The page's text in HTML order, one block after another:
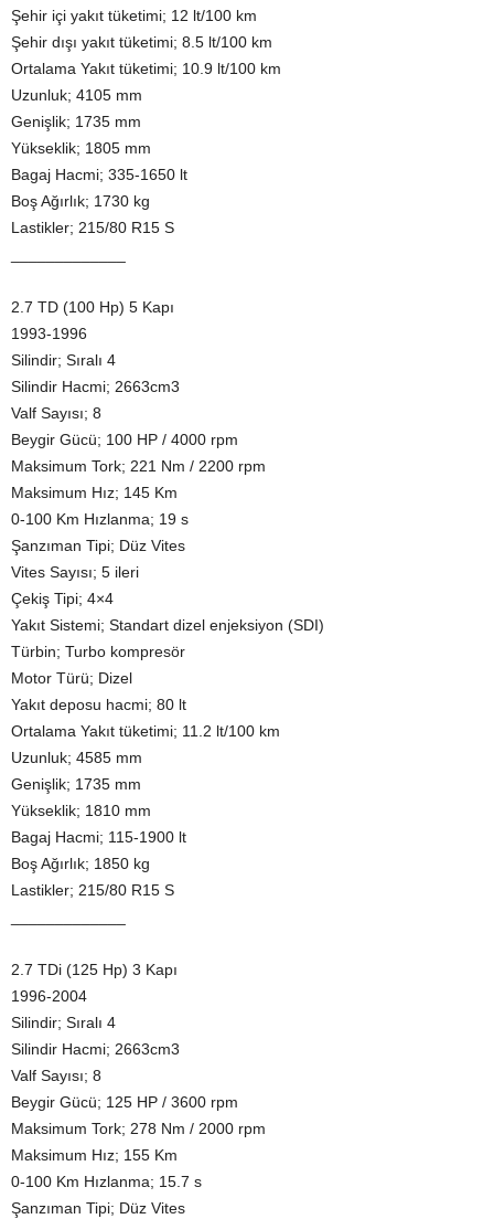
Şehir içi yakıt tüketimi; 12 lt/100 km
Şehir dışı yakıt tüketimi; 8.5 lt/100 km
Ortalama Yakıt tüketimi; 10.9 lt/100 km
Uzunluk; 4105 mm
Genişlik; 1735 mm
Yükseklik; 1805 mm
Bagaj Hacmi; 335-1650 lt
Boş Ağırlık; 1730 kg
Lastikler; 215/80 R15 S
2.7 TD (100 Hp) 5 Kapı
1993-1996
Silindir; Sıralı 4
Silindir Hacmi; 2663cm3
Valf Sayısı; 8
Beygir Gücü; 100 HP / 4000 rpm
Maksimum Tork; 221 Nm / 2200 rpm
Maksimum Hız; 145 Km
0-100 Km Hızlanma; 19 s
Şanzıman Tipi; Düz Vites
Vites Sayısı; 5 ileri
Çekiş Tipi; 4×4
Yakıt Sistemi; Standart dizel enjeksiyon (SDI)
Türbin; Turbo kompresör
Motor Türü; Dizel
Yakıt deposu hacmi; 80 lt
Ortalama Yakıt tüketimi; 11.2 lt/100 km
Uzunluk; 4585 mm
Genişlik; 1735 mm
Yükseklik; 1810 mm
Bagaj Hacmi; 115-1900 lt
Boş Ağırlık; 1850 kg
Lastikler; 215/80 R15 S
2.7 TDi (125 Hp) 3 Kapı
1996-2004
Silindir; Sıralı 4
Silindir Hacmi; 2663cm3
Valf Sayısı; 8
Beygir Gücü; 125 HP / 3600 rpm
Maksimum Tork; 278 Nm / 2000 rpm
Maksimum Hız; 155 Km
0-100 Km Hızlanma; 15.7 s
Şanzıman Tipi; Düz Vites